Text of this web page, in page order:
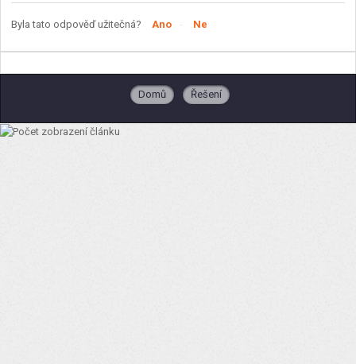
Byla tato odpověď užitečná? Ano Ne
Domů Řešení